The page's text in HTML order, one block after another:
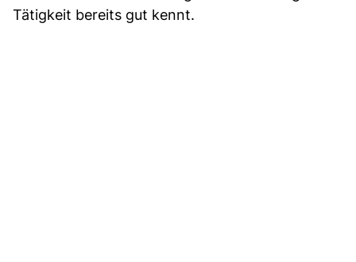
Tätigkeit bereits gut kennt.